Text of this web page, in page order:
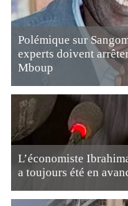
Polémique sur
experts doivent
Mboup
L’économiste
a toujours été en